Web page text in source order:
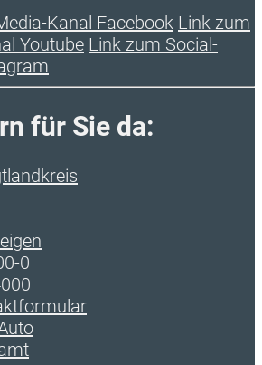
Kanal Facebook Link zum
Youtube Link zum Social-
für Sie da:
0